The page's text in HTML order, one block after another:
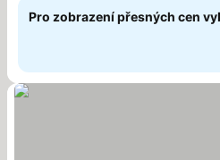
Pro zobrazení přesných cen